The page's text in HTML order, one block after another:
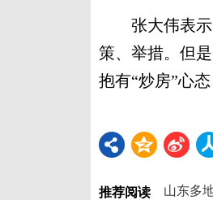
张大伟表示
策、举措。但
抱有“炒房”心
推荐阅读 山东多